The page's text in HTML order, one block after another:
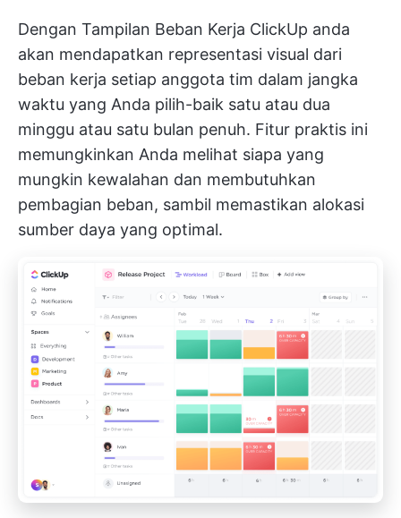
Dengan Tampilan Beban Kerja ClickUp anda
akan mendapatkan representasi visual dari
beban kerja setiap anggota tim dalam jangka
waktu yang Anda pilih-baik satu atau dua
minggu atau satu bulan penuh. Fitur praktis ini
memungkinkan Anda melihat siapa yang
mungkin kewalahan dan membutuhkan
pembagian beban, sambil memastikan alokasi
sumber daya yang optimal.